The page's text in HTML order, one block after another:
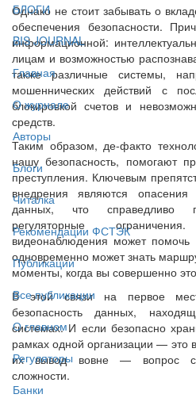
БЛОГИ
BIS JOURNAL
Главная
О журнале
Авторы
Блоги
Читалка
Рекомендации ФСТЭК
Публикации
Все публикации
О главном
Регуляторы
Банки
Однако не стоит забывать о
обеспечения безопасности.
информационной:
лицам и возможностью
также различные системы,
мошеннических действий с
блокировкой счетов и
средств.
Таким образом, де-факто
нашу безопасность, помогают
преступления. Ключевым
внедрения являются опасения
данных, что справедливо
регуляторные
видеонаблюдения может
одновременно может знать
моменты, когда вы совершенно
В этой связи на первое
безопасность данных,
системах. И если безопасно
рамках одной организации — это
их вывод вовне — вопрос
сложности.